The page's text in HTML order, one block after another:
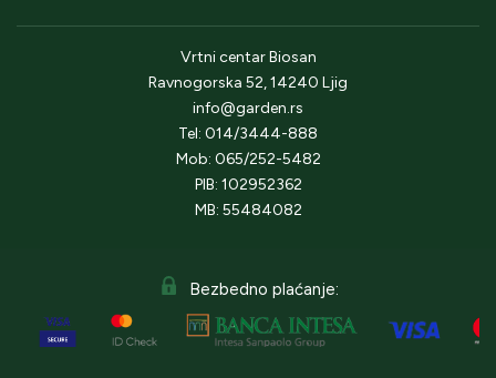
Vrtni centar Biosan
Ravnogorska 52, 14240 Ljig
info@garden.rs
Tel: 014/3444-888
Mob: 065/252-5482
PIB: 102952362
MB: 55484082
Bezbedno plaćanje: